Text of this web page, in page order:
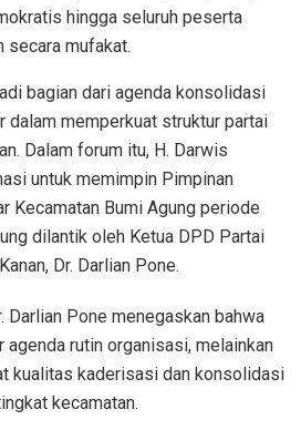
hingga seluruh peserta
secara mufakat.
bagian dari agenda konsolidasi
dalam memperkuat struktur partai
Dalam forum itu, H. Darwis
untuk memimpin Pimpinan
Kecamatan Bumi Agung periode
dilantik oleh Ketua DPD Partai
Dr. Darlian Pone.
Darlian Pone menegaskan bahwa
agenda rutin organisasi, melainkan
kualitas kaderisasi dan konsolidasi
kecamatan.